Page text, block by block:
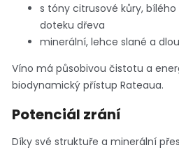
s tóny citrusové kůry,
doteku dřeva
minerální, lehce slané a
Víno má působivou čistotu a
biodynamický přístup Rateaua.
Potenciál zrání
Díky své struktuře a minerální